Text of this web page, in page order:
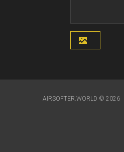
AIRSOFTER.WORLD © 2026